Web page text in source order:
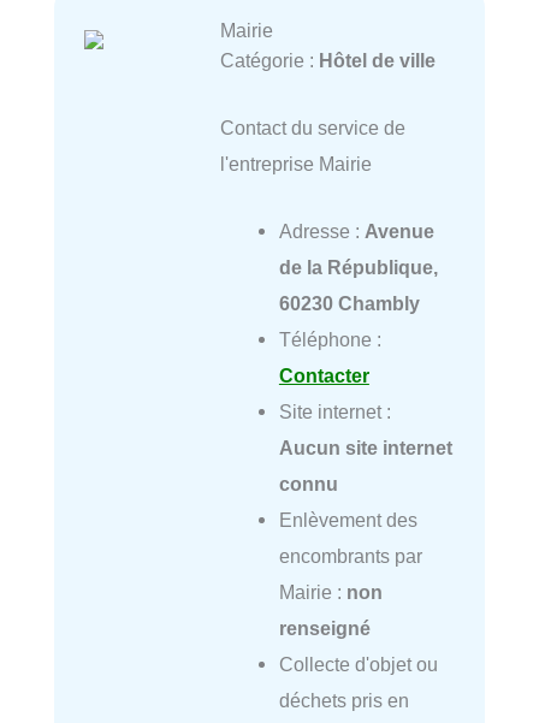
Mairie
Catégorie : Hôtel de ville
Contact du service de
l'entreprise Mairie
Adresse : Avenue
de la République,
60230 Chambly
Téléphone :
Contacter
Site internet :
Aucun site internet
connu
Enlèvement des
encombrants par
Mairie : non
renseigné
Collecte d'objet ou
déchets pris en